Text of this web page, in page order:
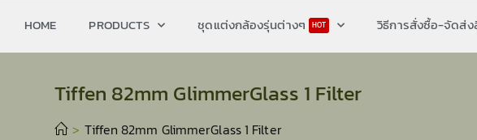
HOME PRODUCTS ชุดแต่งกล้องรุ่นต่างๆ HOT วิธีการสั่งซื้อ-จัดส่ง
Tiffen 82mm GlimmerGlass 1 Filter
> Tiffen 82mm GlimmerGlass 1 Filter